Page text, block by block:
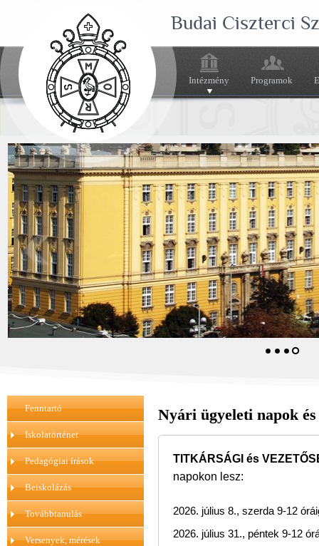
Budai Ciszterci
Intézmény Programok
Fenntartó
Iskolatörténet
Pedagógiai írások
Beiskolázás
Továbbtanulás
Versenyek, mérések
Nyári ügyeleti napok
TITKÁRSÁGI és
napokon lesz:
2026. július 8., szerda 9-12
2026. július 31., péntek 9-12